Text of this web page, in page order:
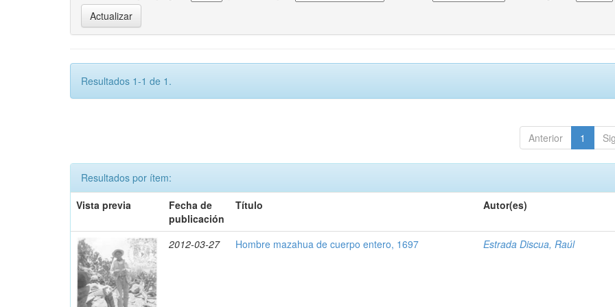
Resultados 1-1 de 1.
Anterior 1
Resultados por ítem:
Vista previa
Fecha de
publicación
Título Autor(es)
2012-03-27 Hombre mazahua de cuerpo entero, 1697 Estrada Discua, Raúl